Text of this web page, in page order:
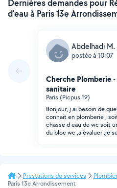
Dernières demandes pour
d'eau à Paris 13e
Abdelhadi M.
postée à 10:07
Cherche Plomberie
sanitaire
Paris (Picpus 19)
Bonjour, j ai besoin de
connait en plomberie ;
chasse d eau de wc soit
du bloc wc ,a évaluer ,je
Prestations de services
Paris 13e Arrondissement